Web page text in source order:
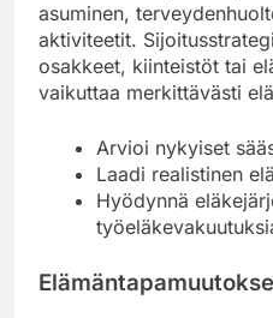
asuminen,
aktiviteetit.
osakkeet, kiinteistöt tai
vaikuttaa merkittävästi
Arvioi nykyiset
Laadi realistinen
Hyödynnä